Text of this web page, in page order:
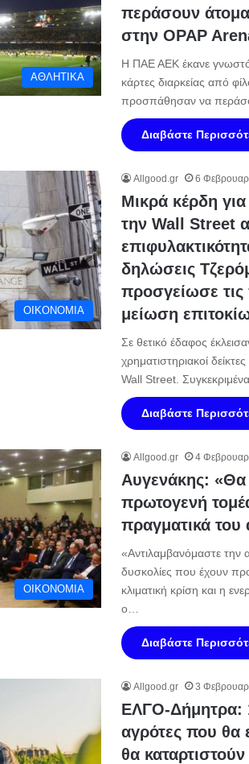
ΑΘΛΗΤΙΚΑ
περάσουν άτομα
στην OPAP
H ΠΑΕ ΑΕΚ έκανε
κάρτες διαρκείας από
προσπάθησαν να
Διαβάστε
ΟΙΚΟΝΟΜΙΑ
Allgood.gr 6
Μικρά κέρδη για
την Wall Street
δηλώσεις
προσγείωσε τις
μείωση
Σε θετικό έδαφος
χρηματιστηριακοί
Wall Street.
Διαβάστε
ΟΙΚΟΝΟΜΙΑ
Allgood.gr 4
Αυγενάκης: «Θα
πρωτογενή
πραγματικά του
«Αντιλαμβανόμαστε την
δυσκολίες που έχουν
κλιματική κρίση και η
ο…
Διαβάστε
Allgood.gr 3
ΕΛΓΟ-Δήμητρα:
αγρότες που θα
θα